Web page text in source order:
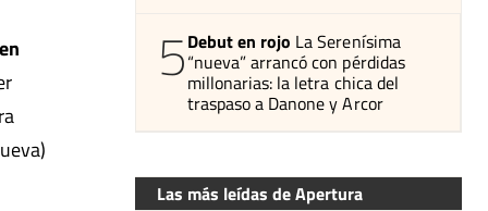
5Debut en rojo La Serenísima
“nueva” arrancó con pérdidas
millonarias: la letra chica del
traspaso a Danone y Arcor
Las más leídas de Apertura